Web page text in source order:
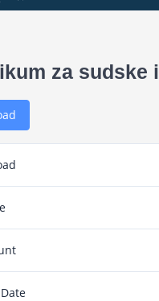
za sudske